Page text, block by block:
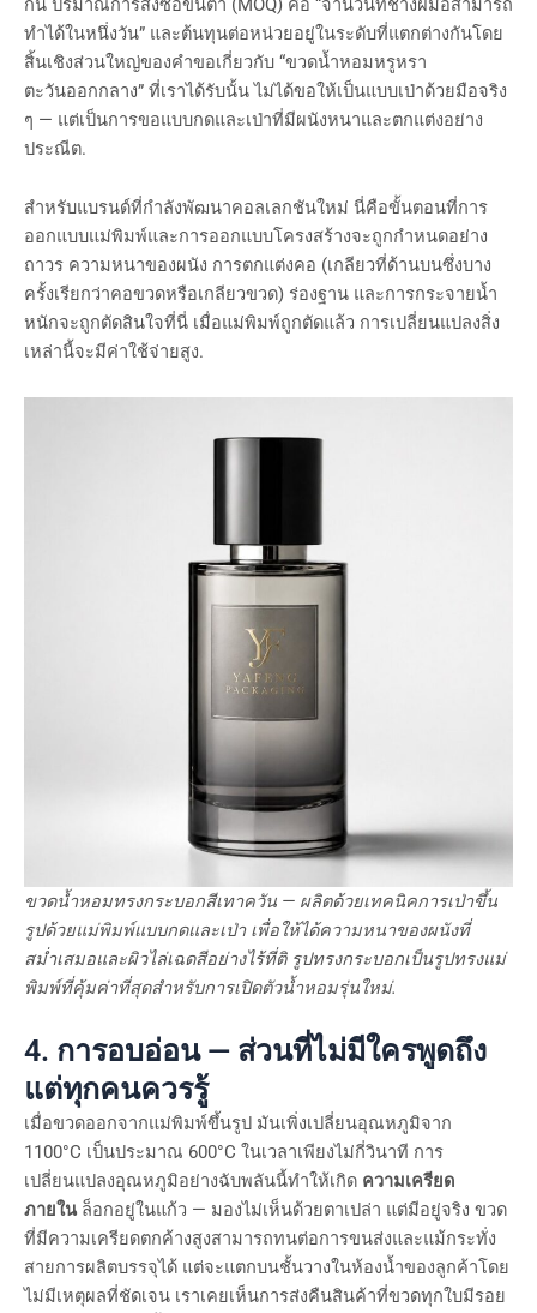
กัน ปริมาณการสั่งซื้อขั้นต่ำ (MOQ) คือ “จำนวนที่ช่างฝีมือสามารถ
ทำได้ในหนึ่งวัน” และต้นทุนต่อหน่วยอยู่ในระดับที่แตกต่างกันโดย
สิ้นเชิงส่วนใหญ่ของคำขอเกี่ยวกับ “ขวดน้ำหอมหรูหรา
ตะวันออกกลาง” ที่เราได้รับนั้น ไม่ได้ขอให้เป็นแบบเป่าด้วยมือจริง
ๆ — แต่เป็นการขอแบบกดและเป่าที่มีผนังหนาและตกแต่งอย่าง
ประณีต.
สำหรับแบรนด์ที่กำลังพัฒนาคอลเลกชันใหม่ นี่คือขั้นตอนที่การ
ออกแบบแม่พิมพ์และการออกแบบโครงสร้างจะถูกกำหนดอย่าง
ถาวร ความหนาของผนัง การตกแต่งคอ (เกลียวที่ด้านบนซึ่งบาง
ครั้งเรียกว่าคอขวดหรือเกลียวขวด) ร่องฐาน และการกระจายน้ำ
หนักจะถูกตัดสินใจที่นี่ เมื่อแม่พิมพ์ถูกตัดแล้ว การเปลี่ยนแปลงสิ่ง
เหล่านี้จะมีค่าใช้จ่ายสูง.
ขวดน้ำหอมทรงกระบอกสีเทาควัน — ผลิตด้วยเทคนิคการเป่าขึ้น
รูปด้วยแม่พิมพ์แบบกดและเป่า เพื่อให้ได้ความหนาของผนังที่
สม่ำเสมอและผิวไล่เฉดสีอย่างไร้ที่ติ รูปทรงกระบอกเป็นรูปทรงแม่
พิมพ์ที่คุ้มค่าที่สุดสำหรับการเปิดตัวน้ำหอมรุ่นใหม่.
4. การอบอ่อน — ส่วนที่ไม่มีใครพูดถึง
แต่ทุกคนควรรู้
เมื่อขวดออกจากแม่พิมพ์ขึ้นรูป มันเพิ่งเปลี่ยนอุณหภูมิจาก
1100°C เป็นประมาณ 600°C ในเวลาเพียงไม่กี่วินาที การ
เปลี่ยนแปลงอุณหภูมิอย่างฉับพลันนี้ทำให้เกิด ความเครียด
ภายในล็อกอยู่ในแก้ว — มองไม่เห็นด้วยตาเปล่า แต่มีอยู่จริง ขวด
ที่มีความเครียดตกค้างสูงสามารถทนต่อการขนส่งและแม้กระทั่ง
สายการผลิตบรรจุได้ แต่จะแตกบนชั้นวางในห้องน้ำของลูกค้าโดย
ไม่มีเหตุผลที่ชัดเจน เราเคยเห็นการส่งคืนสินค้าที่ขวดทุกใบมีรอย